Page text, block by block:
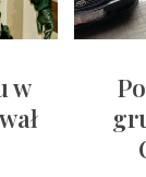
w